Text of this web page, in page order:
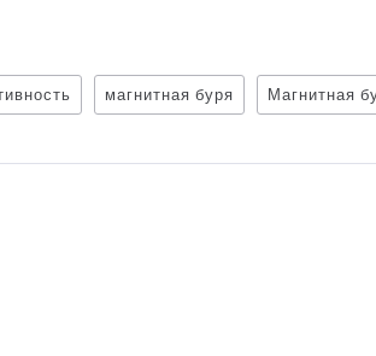
магнитная буря Магнитная